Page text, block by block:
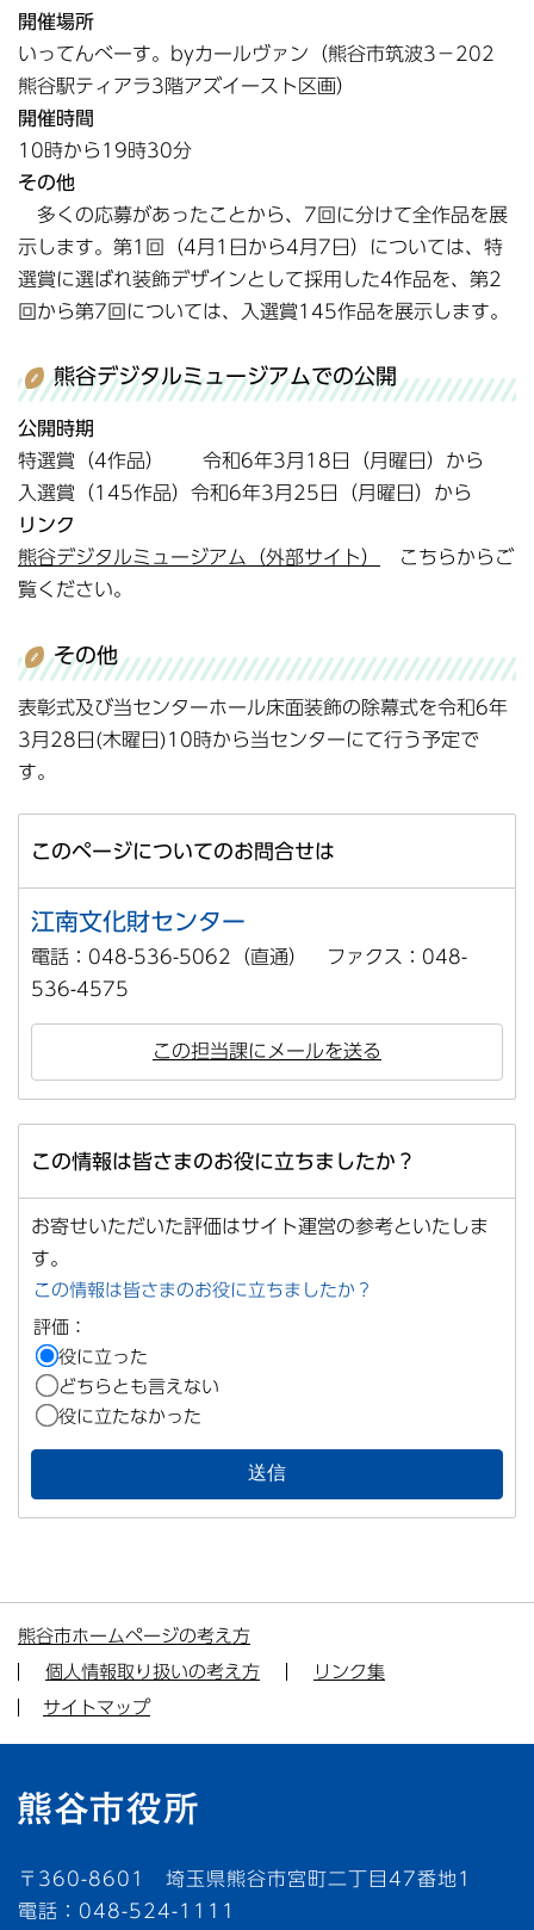
開催場所
いってんべーす。byカールヴァン（熊谷市筑波3－202
熊谷駅ティアラ3階アズイースト区画）
開催時間
10時から19時30分
その他
多くの応募があったことから、7回に分けて全作品を展
示します。第1回（4月1日から4月7日）については、特
選賞に選ばれ装飾デザインとして採用した4作品を、第2
回から第7回については、入選賞145作品を展示します。
熊谷デジタルミュージアムでの公開
公開時期
特選賞（4作品） 令和6年3月18日（月曜日）から
入選賞（145作品）令和6年3月25日（月曜日）から
リンク
熊谷デジタルミュージアム（外部サイト）
こちらからご
覧ください。
その他
表彰式及び当センターホール床面装飾の除幕式を令和6年
3月28日(木曜日)10時から当センターにて行う予定で
す。
このページについてのお問合せは
江南文化財センター
電話：048-536-5062（直通） ファクス：048-
536-4575
この担当課にメールを送る
この情報は皆さまのお役に立ちましたか？
お寄せいただいた評価はサイト運営の参考といたしま
す。
この情報は皆さまのお役に立ちましたか？
評価：
役に立った
どちらとも言えない
役に立たなかった
熊谷市ホームページの考え方
個人情報取り扱いの考え方
リンク集
サイトマップ
〒360-8601 埼玉県熊谷市宮町二丁目47番地1
電話：048-524-1111